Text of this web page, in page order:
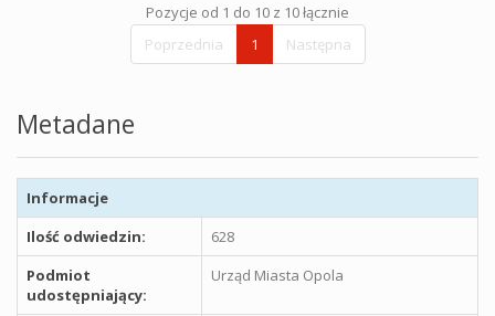
Pozycje od 1 do 10 z 10 łącznie
Poprzednia
1 Następna
Metadane
Informacje
Ilość odwiedzin:
628
Podmiot
udostępniający:
Urząd Miasta Opola